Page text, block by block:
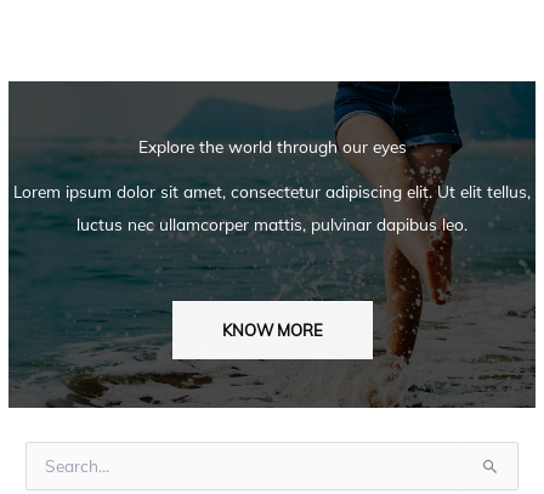
Explore the world through our eyes
Lorem ipsum dolor sit amet, consectetur adipiscing elit. Ut elit tellus,
luctus nec ullamcorper mattis, pulvinar dapibus leo.
KNOW MORE